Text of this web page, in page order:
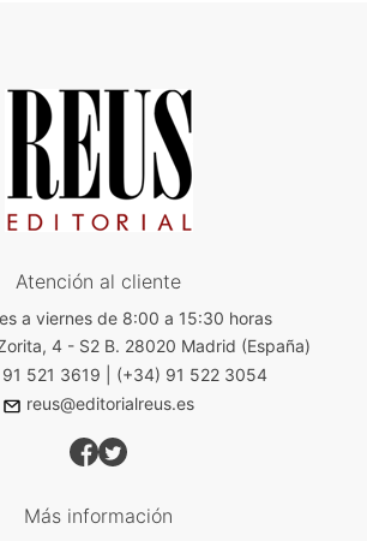
Atención al cliente
a viernes de 8:00 a 15:30 horas
4 - S2 B. 28020 Madrid (España)
521 3619
(+34) 91 522 3054
reus@editorialreus.es
Más información